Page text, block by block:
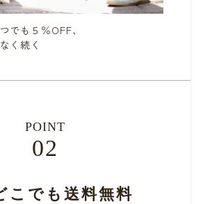
でも５％OFF、
く続く
POINT
02
こでも送料無料